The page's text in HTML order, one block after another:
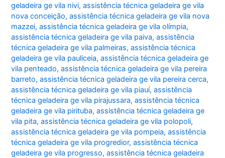
geladeira ge vila nivi,assistência técnica geladeira ge vila
nova conceição,assistência técnica geladeira ge vila nova
mazzei,assistência técnica geladeira ge vila olímpia,
assistência técnica geladeira ge vila paiva,assistência
técnica geladeira ge vila palmeiras,assistência técnica
geladeira ge vila pauliceia,assistência técnica geladeira ge
vila penteado,assistência técnica geladeira ge vila pereira
barreto,assistência técnica geladeira ge vila pereira cerca,
assistência técnica geladeira ge vila piauí,assistência
técnica geladeira ge vila pirajussara,assistência técnica
geladeira ge vila pirituba,assistência técnica geladeira ge
vila pita,assistência técnica geladeira ge vila polopoli,
assistência técnica geladeira ge vila pompeia,assistência
técnica geladeira ge vila progredior,assistência técnica
geladeira ge vila progresso,assistência técnica geladeira